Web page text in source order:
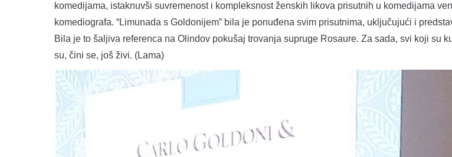
komedijama, istaknuvši suvremenost i kompleksnost ženskih likova prisutnih u komedijama
komediografa. “Limunada s Goldonijem” bila je ponuđena svim prisutnima, uključujući i
Bila je to šaljiva referenca na Olindov pokušaj trovanja supruge Rosaure. Za sada, svi koji su
su, čini se, još živi. (Lama)